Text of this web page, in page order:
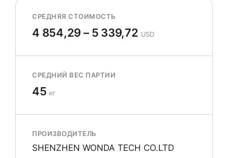
СРЕДНЯЯ СТОИМОСТЬ
4 854,29 – 5 339,72 USD
СРЕДНИЙ ВЕС ПАРТИИ
45 кг
ПРОИЗВОДИТЕЛЬ
SHENZHEN WONDA TECH CO.LTD